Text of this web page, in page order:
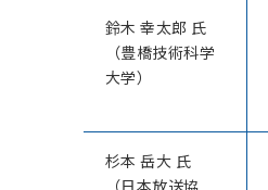
鈴木 幸太郎 氏
（豊橋技術科学
大学）
杉本 岳大 氏
（日本放送協